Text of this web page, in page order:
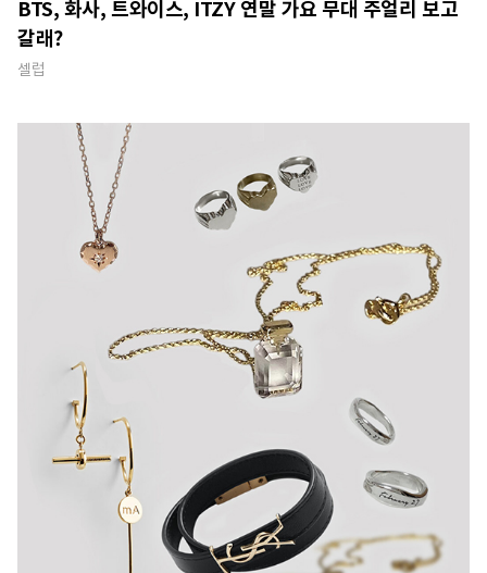
BTS, 화사, 트와이스, ITZY 연말 가요 무대 주얼리 보고
갈래?
셀럽